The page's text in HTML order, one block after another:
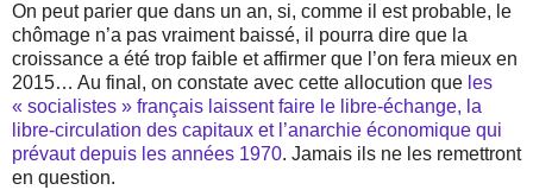
On peut parier que dans un an, si, comme il est probable, le
chômage n’a pas vraiment baissé, il pourra dire que la
croissance a été trop faible et affirmer que l’on fera mieux en
2015… Au final, on constate avec cette allocution que les
« socialistes » français laissent faire le libre-échange, la
libre-circulation des capitaux et l’anarchie économique qui
prévaut depuis les années 1970. Jamais ils ne les remettront
en question.